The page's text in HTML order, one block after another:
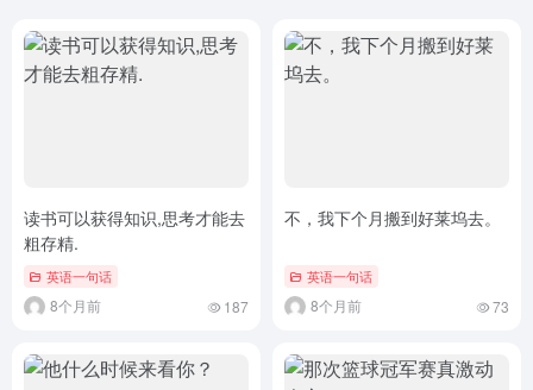
读书可以获得知识,思考才能去
粗存精.
英语一句话
8个月前 187
不，我下个月搬到好莱坞去。
英语一句话
8个月前 73